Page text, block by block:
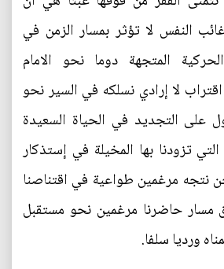
النفس لا تؤثر بمسار الزمن في
المتجهة دوما نحو الامام
لا إرادي نسلكه في السير نحو
على التجديد في الحياة السعيدة
التي تزودنا بها المخيلة في إستذكار
نتجه مرغمين طواعية في اقتناصنا
مسار حاضرنا مرغمين نحو مستقبل
ورديا سلفا.